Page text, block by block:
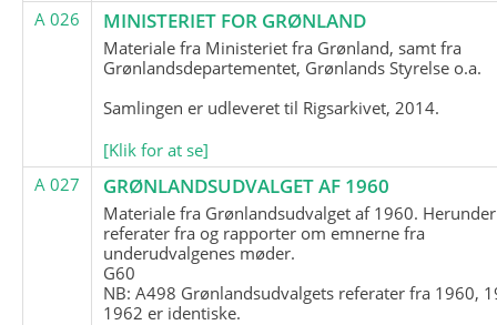
A 026
MINISTERIET FOR GRØNLAND
Materiale fra Ministeriet fra Grønland, samt fra
Grønlandsdepartementet, Grønlands Styrelse o.a.
Samlingen er udleveret til Rigsarkivet, 2014.
[Klik for at se]
A 027
GRØNLANDSUDVALGET AF 1960
Materiale fra Grønlandsudvalget af 1960. Herunder
referater fra og rapporter om emnerne fra
underudvalgenes møder.
G60
NB: A498 Grønlandsudvalgets referater fra 1960,
1962 er identiske.